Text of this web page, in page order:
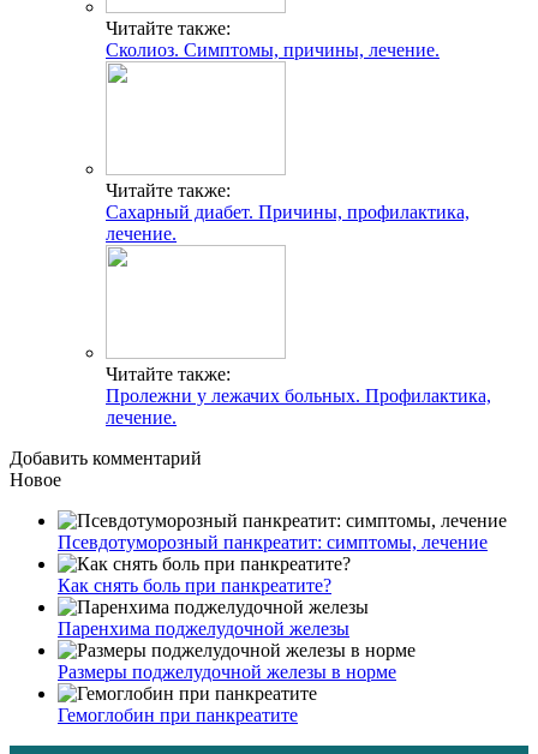
Читайте также:
Сколиоз. Симптомы, причины, лечение.
Читайте также:
Сахарный диабет. Причины, профилактика,
лечение.
Читайте также:
Пролежни у лежачих больных. Профилактика,
лечение.
Добавить комментарий
Новое
Псевдотуморозный панкреатит: симптомы, лечение
Как снять боль при панкреатите?
Паренхима поджелудочной железы
Размеры поджелудочной железы в норме
Гемоглобин при панкреатите